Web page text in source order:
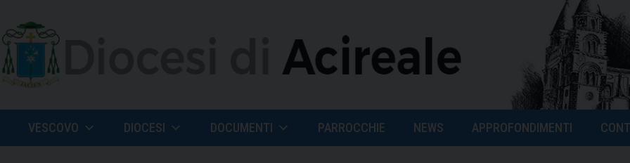
to
content
VESCOVO DIOCESI DOCUMENTI PARROCCHIE NEWS APPROFONDIMENTI